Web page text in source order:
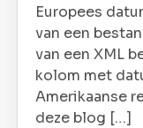
Europees
van een
van een XML
kolom met
Amerikaanse
deze blog […]